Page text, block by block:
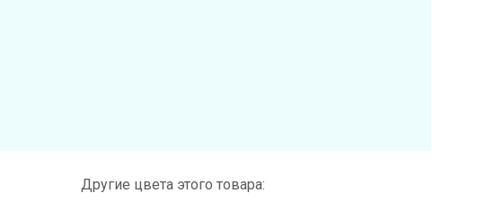
Другие цвета этого товара: